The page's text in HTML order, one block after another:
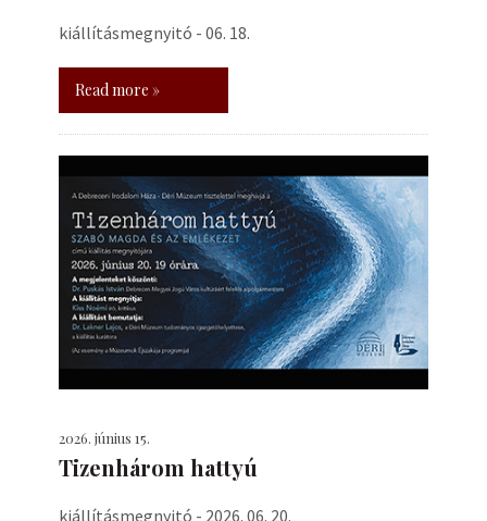
kiállításmegnyitó - 06. 18.
Read more »
2026. június 15.
Tizenhárom hattyú
kiállításmegnyitó - 2026. 06. 20.